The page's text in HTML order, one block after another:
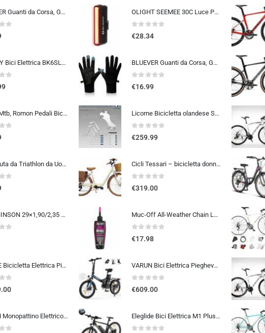
BLUEVER Guanti da Corsa, Guanti Invernali Antivento Touchscreen Guanti Sportivi Caldi Antiscivolo Idrorepellenti per Uomo Don
5
HITWAY Bici Elettrica BK6SL1-36V15.6Ah, 250W E Bike da 20 pollici, Autonomia 70-150km, 7 Velocità, Controllo APP, Pieghevo…
5
Pedali Mtb, Romon Pedali Bicicletta Alluminio di Alta Qualità e Cuscinetto du Sigillato, Pedali Piatti 9/16 Lavorati a CNC co
5
SLS3 Tuta da Triathlon da Uomo Trisuit da 2 Tasche FRT Ottima vestibilità e comodità | Progettato Tedesco 2019
5
HUTCHINSON 29×1,90/2,35 48 mm Presta Inner Tube 2014
5
ENGWE Bicicletta Elettrica Pieghevole, Batteria Da 48 V 13,5Ah Con Autonomia Fino A 120km, Sensore Di Coppia Con Freni Idraul
5
MIWEN Monopattino Elettrico Adulto Scooter – 48V 18Ah 45-55KM di Autonomia monopattino elettrico adulti 11/10.5 Pollici mo…
OLIGHT SEEMEE 30C Luce Posteriore Per Bicicletta LED 30 LUMEN Torcia Bici Rossa 5 Modalità Impermeabile IPX6 TYPE-C Fanale Po
0out of 5
€28.34
BLUEVER Guanti da Corsa, Guanti Invernali Antivento Touchscreen Guanti Sportivi Caldi Antiscivolo Idrorepellenti per Uomo Don
0out of 5
€16.99
Licorne Bicicletta olandese Stella Bike, city bike da 24,26 e 28 pollici, adatta sia a uomini che a donne, con cambio a 21 marce, Bambina Donna, bianco, 26
0out of 5
€259.99
Cicli Tessari – bicicletta donna bici da passeggio city bike 26 cambio 6 velocita’ telaio basso cesto in vimini vintage con b
0out of 5
€319.00
Muc-Off All-Weather Chain Lube, 120 ml – Lubrificante Catena Bici Biodegradabile, Olio Catena Bici di Tutti i Tipi – Formulat
0out of 5
€17.98
VARUN Bici Elettrica Pieghevole, 20” Bicicletta Elettrica Unisex, Batteria Rimovibile 48V 374.4Wh, Autonomia 70Km, 7 Velocit
0out of 5
€609.00
Eleglide Bici Elettrica M1 Plus, Bicicletta Elettrica 27,5″, Mountain Bike Elettrica, mtb elettrica Batteria Rimovibile 12,5 Ah, 21 Velocità, bicicletta elettrica pedalata assistita